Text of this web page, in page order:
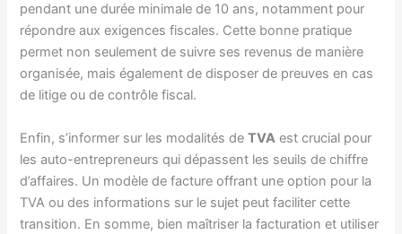
pendant une durée minimale de 10 ans, notamment pour
répondre aux exigences fiscales. Cette bonne pratique
permet non seulement de suivre ses revenus de manière
organisée, mais également de disposer de preuves en cas
de litige ou de contrôle fiscal.
Enfin, s’informer sur les modalités deTVA est crucial pour
les auto-entrepreneurs qui dépassent les seuils de chiffre
d’affaires. Un modèle de facture offrant une option pour la
TVA ou des informations sur le sujet peut faciliter cette
transition. En somme, bien maîtriser la facturation et utiliser